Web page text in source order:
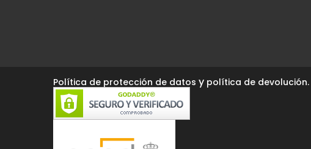
Política de protección de datos y política de devolución.